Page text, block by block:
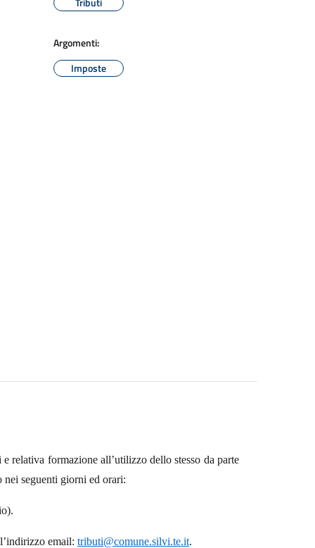
Argomenti:
Imposte
relativa formazione all’utilizzo dello stesso da parte
nei seguenti giorni ed orari:
email: tributi@comune.silvi.te.it.